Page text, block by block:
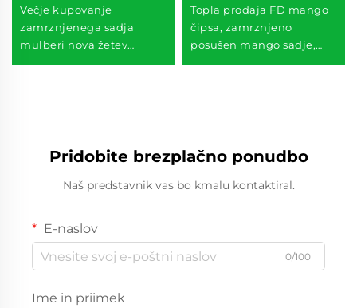
Večje kupovanje
zamrznjenega sadja
mulberi nova žetev
Topla prodaja FD mango
čipsa, zamrznjeno
posušen mango sadje,
Pridobite brezplačno ponudbo
Naš predstavnik vas bo kmalu kontaktiral.
E-naslov
0/100
Ime in priimek